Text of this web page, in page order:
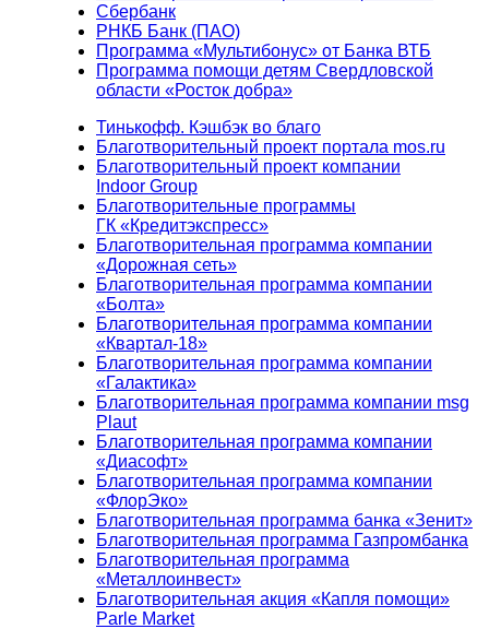
Сбербанк
РНКБ Банк (ПАО)
Программа «Мультибонус» от Банка ВТБ
Программа помощи детям Свердловской
области «Росток добра»
Тинькофф. Кэшбэк во благо
Благотворительный проект портала mos.ru
Благотворительный проект компании
Indoor Group
Благотворительные программы
ГК «Кредитэкспресс»
Благотворительная программа компании
«Дорожная сеть»
Благотворительная программа компании
«Болта»
Благотворительная программа компании
«Квартал-18»
Благотворительная программа компании
«Галактика»
Благотворительная программа компании msg
Plaut
Благотворительная программа компании
«Диасофт»
Благотворительная программа компании
«ФлорЭко»
Благотворительная программа банка «Зенит»
Благотворительная программа Газпромбанка
Благотворительная программа
«Металлоинвест»
Благотворительная акция «Капля помощи»
Parle Market